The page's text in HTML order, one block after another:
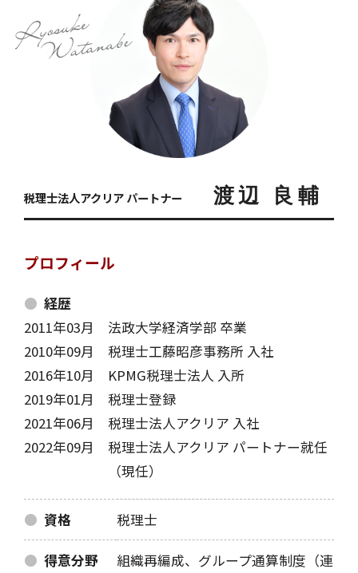
税理士法人アクリア パートナー 渡辺 良輔
プロフィール
経歴
2011年03月
法政大学経済学部 卒業
2010年09月
税理士工藤昭彦事務所 入社
2016年10月
KPMG税理士法人 入所
2019年01月
税理士登録
2021年06月
税理士法人アクリア 入社
2022年09月
税理士法人アクリア パートナー就任
（現任）
資格 税理士
得意分野
組織再編成、グループ通算制度（連